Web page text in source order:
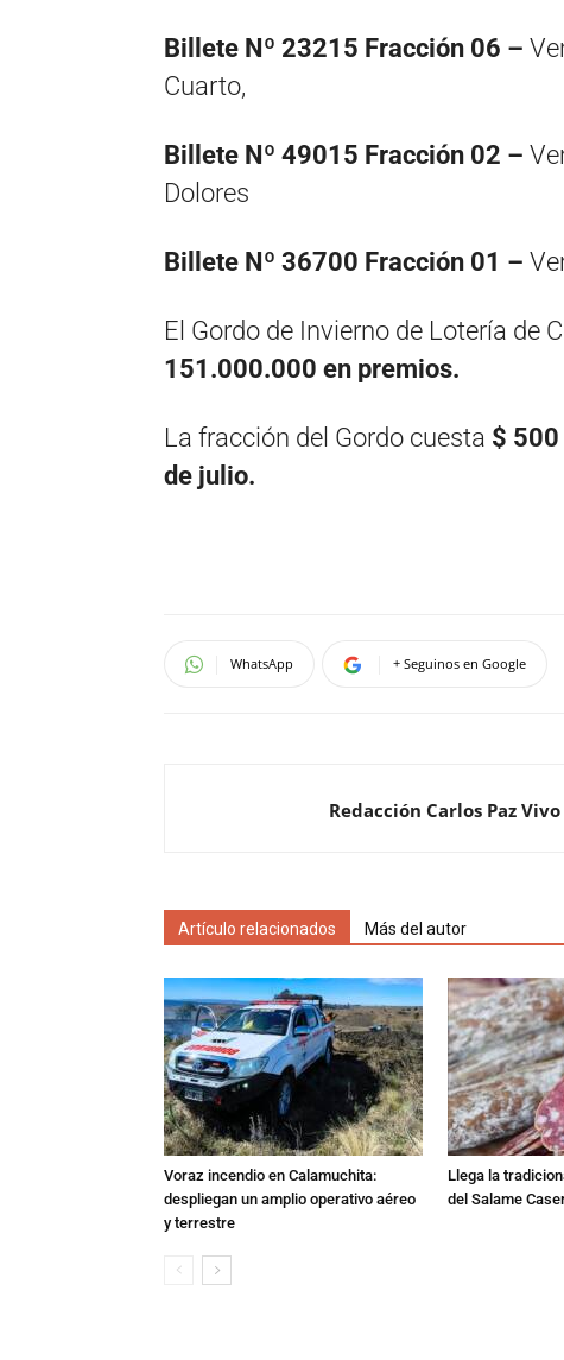
Billete Nº 23215 Fracción 06 –
Cuarto,
Billete Nº 49015 Fracción 02 –
Dolores
Billete Nº 36700 Fracción 01 –
El Gordo de Invierno de Lotería de
151.000.000 en premios.
La fracción del Gordo cuesta $ 500
de julio.
WhatsApp + Seguinos en Google
Redacción Carlos Paz Vivo
Artículo relacionados Más del autor
Voraz incendio en Calamuchita:
despliegan un amplio operativo aéreo
y terrestre
Llega la
del Salame